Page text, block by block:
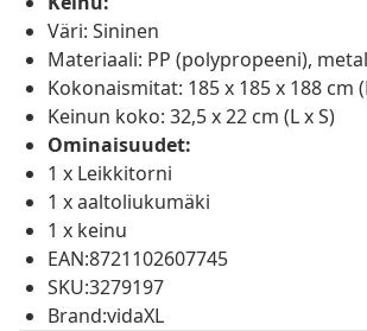
Väri: Sininen
Materiaali: PP (polypropeeni),
Kokonaismitat: 185 x 185 x 188 cm
Keinun koko: 32,5 x 22 cm (L x S)
Ominaisuudet:
1 x Leikkitorni
1 x aaltoliukumäki
1 x keinu
EAN:8721102607745
SKU:3279197
Brand:vidaXL